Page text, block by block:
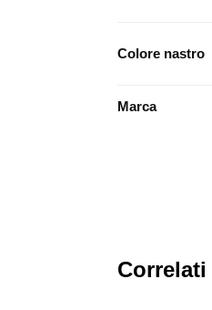
Colore nastro
Marca
Correlati